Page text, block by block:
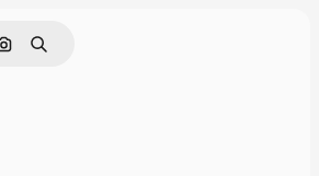
ค้นหาตามรูปภาพ
ค้นหา